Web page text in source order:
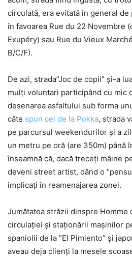
circulată, era evitată în general
în favoarea Rue du 22 Novembre
Exupéry) sau Rue du Vieux
B/C/F).
De azi, strada”Joc de copii” și-a
mulți voluntari participând cu mic
desenarea asfaltului sub forma
câte spun cei de la Pokka, strada
pe parcursul weekendurilor și a
un metru pe oră (are 350m) până
înseamnă că, dacă treceți mâine
deveni street artist, dând o
implicați în reamenajarea zonei.
Jumătatea străzii dinspre Homme
circulației și staționării mașinilor
spaniolii de la ”El Pimiento” și
aveau deja clienți la mesele